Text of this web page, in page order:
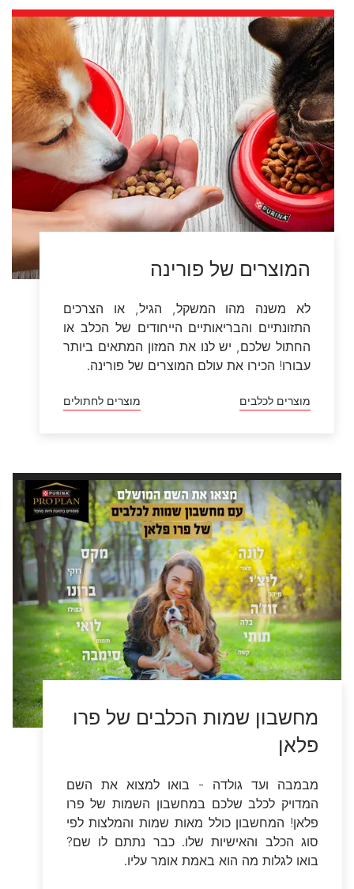
לא משנה מהו המשקל, הגיל, או הצרכים
התזונתיים והבריאותיים הייחודים של הכלב או
החתול שלכם, יש לנו את המזון המתאים ביותר
עבורו! הכירו את עולם המוצרים של פורינה.
מוצרים לכלבים מוצרים לחתולים
מחשבון שמות הכלבים של פרו
מבמבה ועד גולדה - בואו למצוא את השם
המדויק לכלב שלכם במחשבון השמות של פרו
פלאן! המחשבון כולל מאות שמות והמלצות לפי
סוג הכלב והאישיות שלו. כבר נתתם לו שם?
בואו לגלות מה הוא באמת אומר עליו.
בואו נתחיל